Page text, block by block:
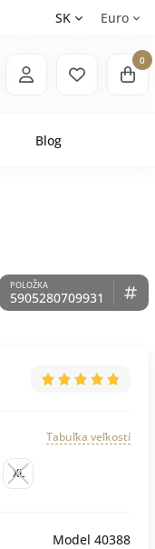
SK Euro
0
Blog
5905280709931
Tabuľka veľkostí
XL
Model 40388